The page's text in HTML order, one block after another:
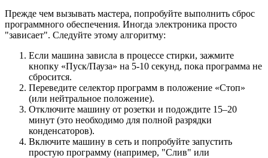
программного обеспечения. Иногда электроника просто
"зависает". Следуйте этому алгоритму:
кнопку «Пуск/Пауза» на 5-10 секунд, пока программа не
сбросится.
Переведите селектор программ в положение «Стоп»
(или нейтральное положение).
Отключите машину от розетки и подождите 15–20
минут (это необходимо для полной разрядки
конденсаторов).
Включите машину в сеть и попробуйте запустить
простую программу (например, "Слив" или
"Полоскание").